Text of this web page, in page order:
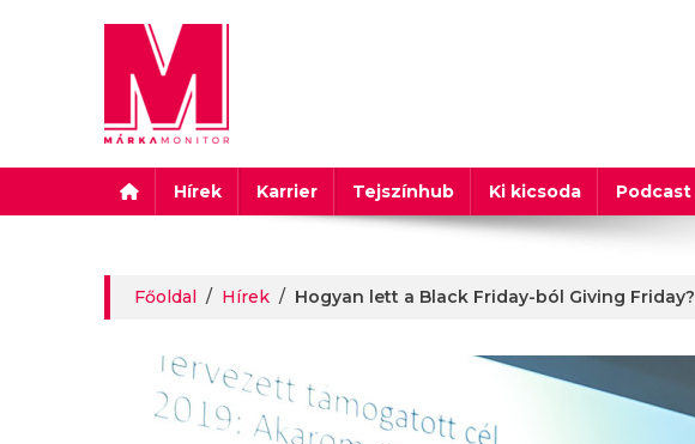
Márkamonitor
Hírek Karrier Tejszínhub Ki kicsoda Podcast
Főoldal / Hírek / Hogyan lett a Black Friday-ból Giving Friday?